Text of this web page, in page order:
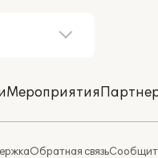
Мероприятия
Обратная связь